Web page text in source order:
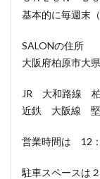
基本的に毎週末
SALONの住所
大阪府柏原市大
JR 大和路線
近鉄 大阪線 堅
営業時間は 12
駐車スペースは